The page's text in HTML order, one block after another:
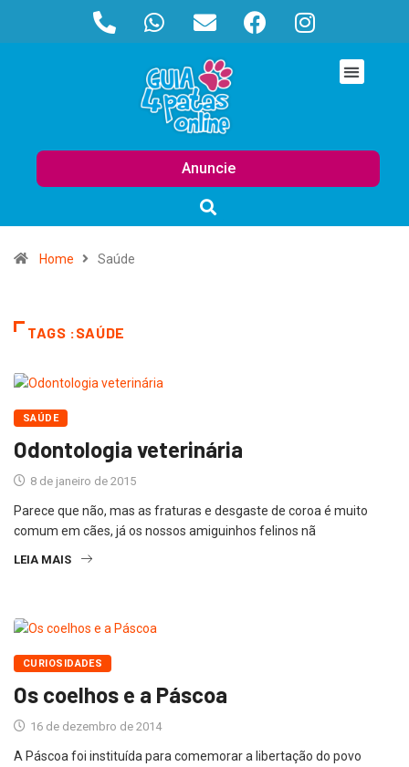
Anuncie
Home Saúde
TAGS :SAÚDE
SAÚDE
Odontologia veterinária
8 de janeiro de 2015
Parece que não, mas as fraturas e desgaste de coroa é muito
comum em cães, já os nossos amiguinhos felinos nã
LEIA MAIS
CURIOSIDADES
Os coelhos e a Páscoa
16 de dezembro de 2014
A Páscoa foi instituída para comemorar a libertação do povo